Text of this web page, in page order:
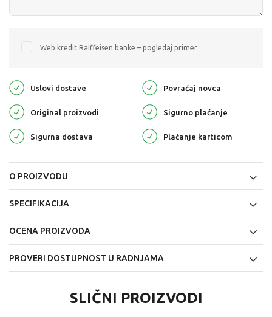
Web kredit Raiffeisen banke – pogledaj primer
Uslovi dostave Povraćaj novca
Original proizvodi Sigurno plaćanje
Sigurna dostava Plaćanje karticom
O PROIZVODU
SPECIFIKACIJA
OCENA PROIZVODA
PROVERI DOSTUPNOST U RADNJAMA
SLIČNI PROIZVODI